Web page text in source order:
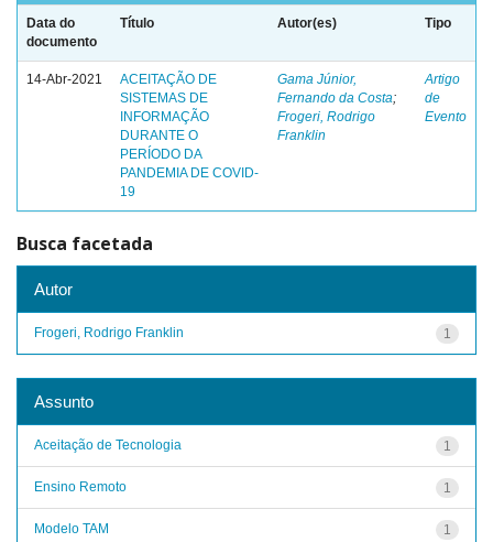
Data do
documento
Título Autor(es) Tipo
14-Abr-2021
ACEITAÇÃO DE
SISTEMAS DE
INFORMAÇÃO
DURANTE O
PERÍODO DA
PANDEMIA DE COVID-
19
Gama Júnior,
Fernando da Costa;
Frogeri, Rodrigo
Franklin
Artigo
de
Evento
Busca facetada
Autor
1
Frogeri, Rodrigo Franklin
Assunto
1
Aceitação de Tecnologia
1
Ensino Remoto
1
Modelo TAM